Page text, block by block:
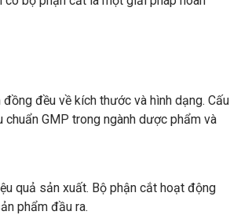
đều về kích thước và hình dạng. Cấu
GMP trong ngành dược phẩm và
quả sản xuất. Bộ phận cắt hoạt động
phẩm đầu ra.